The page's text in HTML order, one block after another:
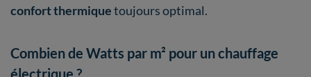
confort thermiquetoujours optimal.
Combien de Watts par m² pour un chauffage